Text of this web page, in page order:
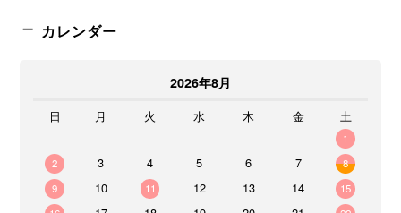
カレンダー
2026年8月
日 月 火 水 木 金 土
1
2
3 4 5 6 7
8
9
10 11 12 13 14
15